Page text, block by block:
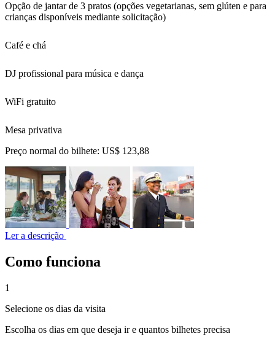
Opção de jantar de 3 pratos (opções vegetarianas, sem glúten e para
crianças disponíveis mediante solicitação)
Café e chá
DJ profissional para música e dança
WiFi gratuito
Mesa privativa
Preço normal do bilhete: US$ 123,88
Ler a descrição
Como funciona
1
Selecione os dias da visita
Escolha os dias em que deseja ir e quantos bilhetes precisa